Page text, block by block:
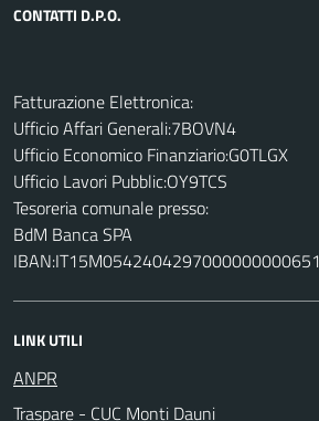
CONTATTI D.P.O.
Fatturazione Elettronica:
Ufficio Affari Generali:7BOVN4
Ufficio Economico Finanziario:G0TLGX
Ufficio Lavori Pubblic:OY9TCS
Tesoreria comunale presso:
BdM Banca SPA
IBAN:IT15M0542404297000000000651
LINK UTILI
ANPR
Traspare - CUC Monti Dauni